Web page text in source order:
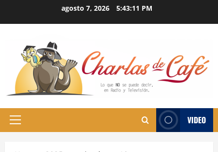
agosto 7, 2026 5:43:11 PM
Primary
VIDEO